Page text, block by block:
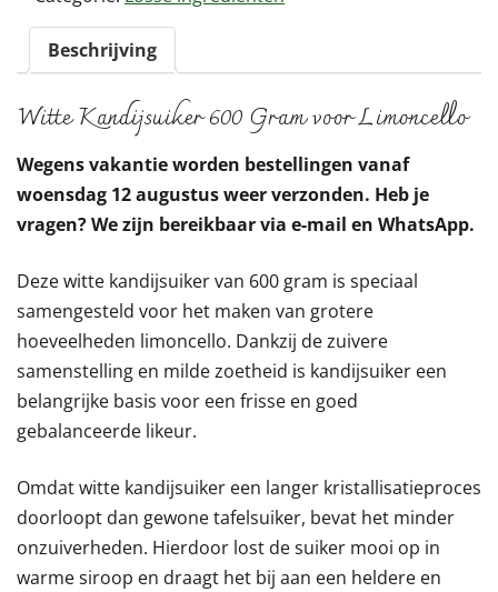
Beschrijving
Witte Kandijsuiker 600 Gram voor Limoncello
Wegens vakantie worden bestellingen vanaf
woensdag 12 augustus weer verzonden. Heb je
vragen? We zijn bereikbaar via e-mail en WhatsApp.
Deze witte kandijsuiker van 600 gram is speciaal
samengesteld voor het maken van grotere
hoeveelheden limoncello. Dankzij de zuivere
samenstelling en milde zoetheid is kandijsuiker een
belangrijke basis voor een frisse en goed
gebalanceerde likeur.
Omdat witte kandijsuiker een langer kristallisatieproces
doorloopt dan gewone tafelsuiker, bevat het minder
onzuiverheden. Hierdoor lost de suiker mooi op in
warme siroop en draagt het bij aan een heldere en